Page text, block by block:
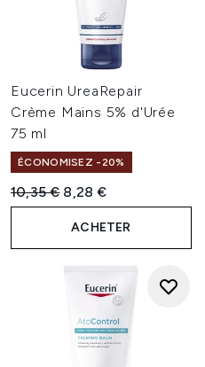
Eucerin UreaRepair
Crème Mains 5% d'Urée
75 ml
ÉCONOMISEZ -20%
Prix de vente :
10,35 € Prix ​​actuel :
8,28 €
ACHETER